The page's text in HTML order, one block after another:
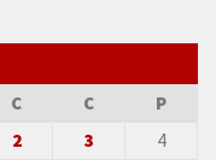
C C
P
2 3
4